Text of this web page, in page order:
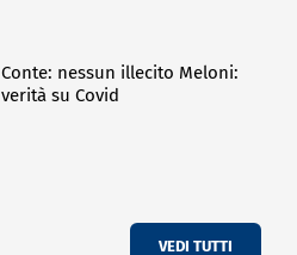
Conte: nessun illecito Meloni:
verità su Covid
VEDI TUTTI